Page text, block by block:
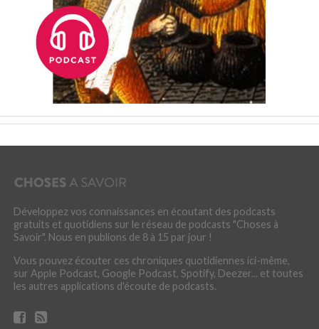
Développez vos connaissances en écoutant des podcasts
gratuits et quotidiens sur le réseau de podcasts "Choses à
Savoir". Nous en publions de 8 à 15 par jour !
Vous pouvez écouter ces chroniques quotidiennes ici-même,
sur Apple Podcast, Google Podcast, Spotify, Deezer... et toutes
les autres applications d'écoute de podcasts.